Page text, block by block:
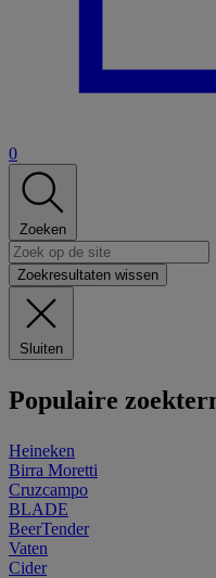
0
Zoeken
Zoekresultaten wissen
Sluiten
Populaire
Heineken
Birra Moretti
Cruzcampo
BLADE
BeerTender
Vaten
Cider